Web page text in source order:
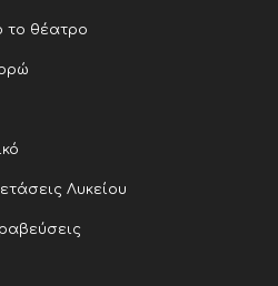
θέατρο
Λυκείου